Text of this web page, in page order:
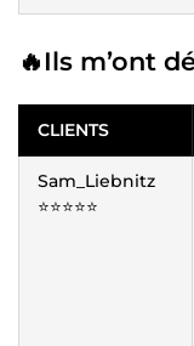
🔥Ils m’ont
CLIENTS
Sam_Liebnitz
⭐⭐⭐⭐⭐